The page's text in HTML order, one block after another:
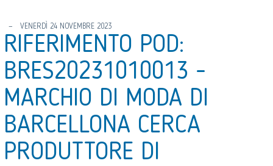
VENERDÌ 24 NOVEMBRE 2023
RIFERIMENTO POD:
BRES20231010013 -
MARCHIO DI MODA DI
BARCELLONA CERCA
PRODUTTORE DI